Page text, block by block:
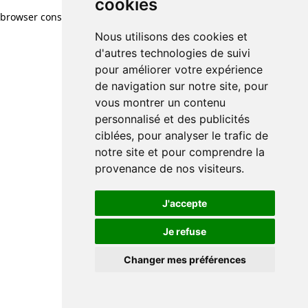
cookies
Nous utilisons des cookies et
d'autres technologies de suivi
pour améliorer votre expérience
de navigation sur notre site, pour
vous montrer un contenu
personnalisé et des publicités
ciblées, pour analyser le trafic de
notre site et pour comprendre la
provenance de nos visiteurs.
J'accepte
Je refuse
Changer mes préférences
browser console for more information)